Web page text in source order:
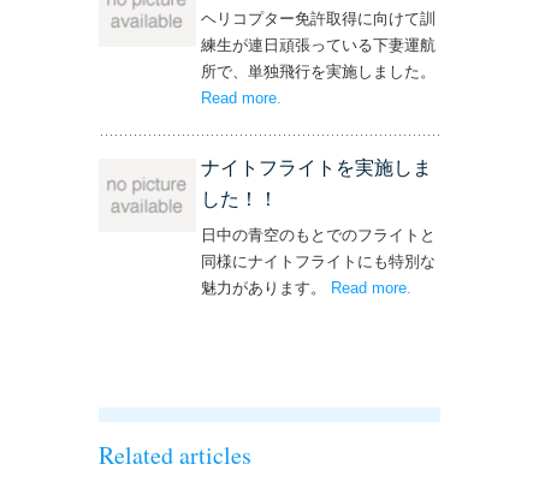
ヘリコプター免許取得に向けて訓
練生が連日頑張っている下妻運航
所で、単独飛行を実施しました。
Read more– ‘単独飛行を実施しました！’
.
ナイトフライトを実施しま
した！！
日中の青空のもとでのフライトと
同様にナイトフライトにも特別な
魅力があります。 Read more
Related articles